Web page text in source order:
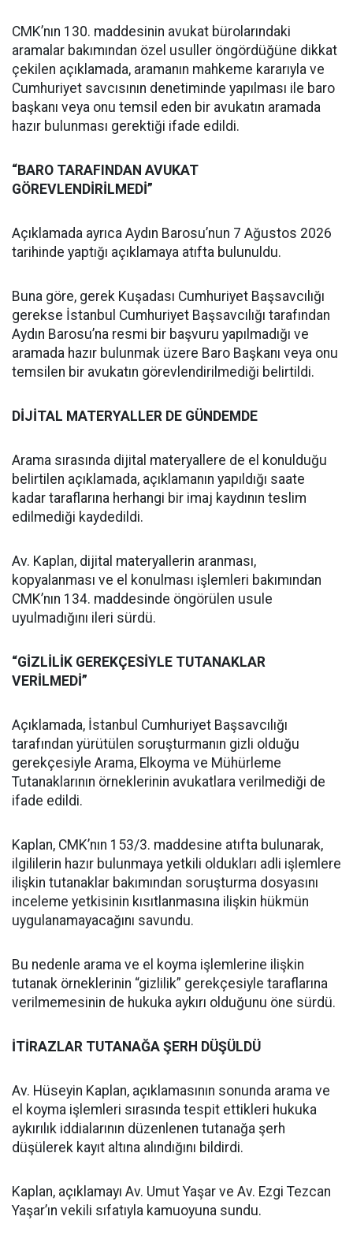
CMK’nın 130. maddesinin avukat bürolarındaki
aramalar bakımından özel usuller öngördüğüne dikkat
çekilen açıklamada, aramanın mahkeme kararıyla ve
Cumhuriyet savcısının denetiminde yapılması ile baro
başkanı veya onu temsil eden bir avukatın aramada
hazır bulunması gerektiği ifade edildi.
“BARO TARAFINDAN AVUKAT
GÖREVLENDİRİLMEDİ”
Açıklamada ayrıca Aydın Barosu’nun 7 Ağustos 2026
tarihinde yaptığı açıklamaya atıfta bulunuldu.
Buna göre, gerek Kuşadası Cumhuriyet Başsavcılığı
gerekse İstanbul Cumhuriyet Başsavcılığı tarafından
Aydın Barosu’na resmi bir başvuru yapılmadığı ve
aramada hazır bulunmak üzere Baro Başkanı veya onu
temsilen bir avukatın görevlendirilmediği belirtildi.
DİJİTAL MATERYALLER DE GÜNDEMDE
Arama sırasında dijital materyallere de el konulduğu
belirtilen açıklamada, açıklamanın yapıldığı saate
kadar taraflarına herhangi bir imaj kaydının teslim
edilmediği kaydedildi.
Av. Kaplan, dijital materyallerin aranması,
kopyalanması ve el konulması işlemleri bakımından
CMK’nın 134. maddesinde öngörülen usule
uyulmadığını ileri sürdü.
“GİZLİLİK GEREKÇESİYLE TUTANAKLAR
VERİLMEDİ”
Açıklamada, İstanbul Cumhuriyet Başsavcılığı
tarafından yürütülen soruşturmanın gizli olduğu
gerekçesiyle Arama, Elkoyma ve Mühürleme
Tutanaklarının örneklerinin avukatlara verilmediği de
ifade edildi.
Kaplan, CMK’nın 153/3. maddesine atıfta bulunarak,
ilgililerin hazır bulunmaya yetkili oldukları adli işlemlere
ilişkin tutanaklar bakımından soruşturma dosyasını
inceleme yetkisinin kısıtlanmasına ilişkin hükmün
uygulanamayacağını savundu.
Bu nedenle arama ve el koyma işlemlerine ilişkin
tutanak örneklerinin “gizlilik” gerekçesiyle taraflarına
verilmemesinin de hukuka aykırı olduğunu öne sürdü.
İTİRAZLAR TUTANAĞA ŞERH DÜŞÜLDÜ
Av. Hüseyin Kaplan, açıklamasının sonunda arama ve
el koyma işlemleri sırasında tespit ettikleri hukuka
aykırılık iddialarının düzenlenen tutanağa şerh
düşülerek kayıt altına alındığını bildirdi.
Kaplan, açıklamayı Av. Umut Yaşar ve Av. Ezgi Tezcan
Yaşar’ın vekili sıfatıyla kamuoyuna sundu.